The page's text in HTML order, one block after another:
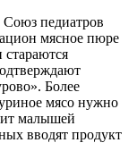
педиатров
мясное пюре
стараются
Более
мясо нужно
малышей
вводят продукт